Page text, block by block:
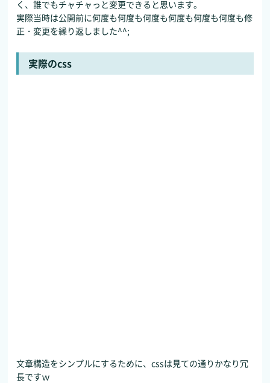
く、誰でもチャチャっと変更できると思います。
実際当時は公開前に何度も何度も何度も何度も何度も何度も修
正・変更を繰り返しました^^;
実際のcss
文章構造をシンプルにするために、cssは見ての通りかなり冗
長ですｗ